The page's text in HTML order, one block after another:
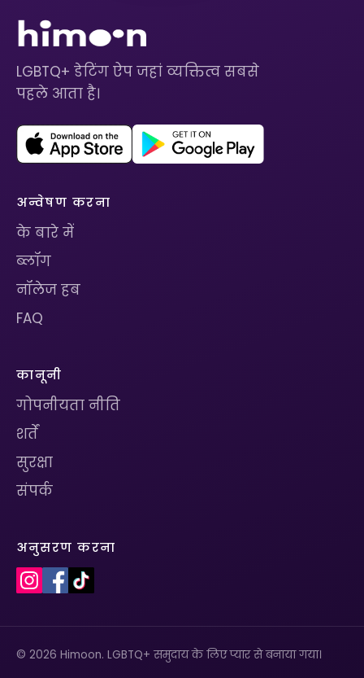
LGBTQ+ डेटिंग ऐप जहां व्यक्तित्व सबसे
पहले आता है।
अन्वेषण करना
के बारे में
ब्लॉग
नॉलेज हब
FAQ
कानूनी
गोपनीयता नीति
शर्तें
सुरक्षा
संपर्क
अनुसरण करना
© 2026 Himoon. LGBTQ+ समुदाय के लिए प्यार से बनाया गया।